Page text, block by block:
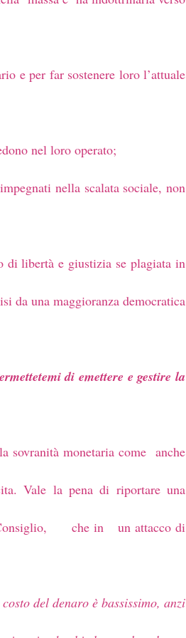
e per far sostenere loro l’attuale
nel loro operato;
nella scalata sociale, non
di libertà e giustizia se plagiata in
da una maggioranza democratica
di emettere e gestire la
monetaria come anche
Vale la pena di riportare una
Consiglio, che in un attacco di
del denaro è bassissimo, anzi